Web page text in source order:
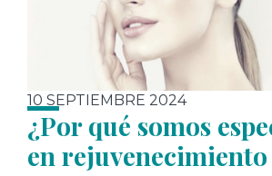
10 SEPTIEMBRE 2024
¿Por qué somos
en